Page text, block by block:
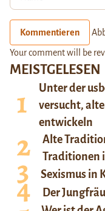
MEISTGELESEN
Unter der
versucht,
entwickeln
Alte
Traditionen
Sexismus in
Der
Kommentieren
Your comment will be